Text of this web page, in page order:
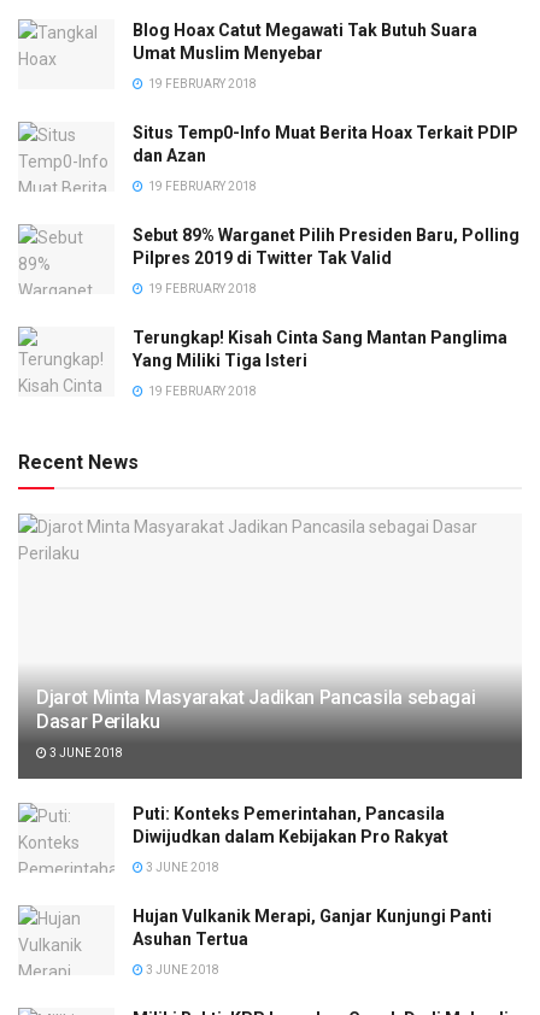
Blog Hoax Catut Megawati Tak Butuh Suara
Umat Muslim Menyebar
19 FEBRUARY 2018
Situs Temp0-Info Muat Berita Hoax Terkait PDIP
dan Azan
19 FEBRUARY 2018
Sebut 89% Warganet Pilih Presiden Baru, Polling
Pilpres 2019 di Twitter Tak Valid
19 FEBRUARY 2018
Terungkap! Kisah Cinta Sang Mantan Panglima
Yang Miliki Tiga Isteri
19 FEBRUARY 2018
Recent News
Djarot Minta Masyarakat Jadikan Pancasila sebagai
Dasar Perilaku
3 JUNE 2018
Puti: Konteks Pemerintahan, Pancasila
Diwijudkan dalam Kebijakan Pro Rakyat
3 JUNE 2018
Hujan Vulkanik Merapi, Ganjar Kunjungi Panti
Asuhan Tertua
3 JUNE 2018